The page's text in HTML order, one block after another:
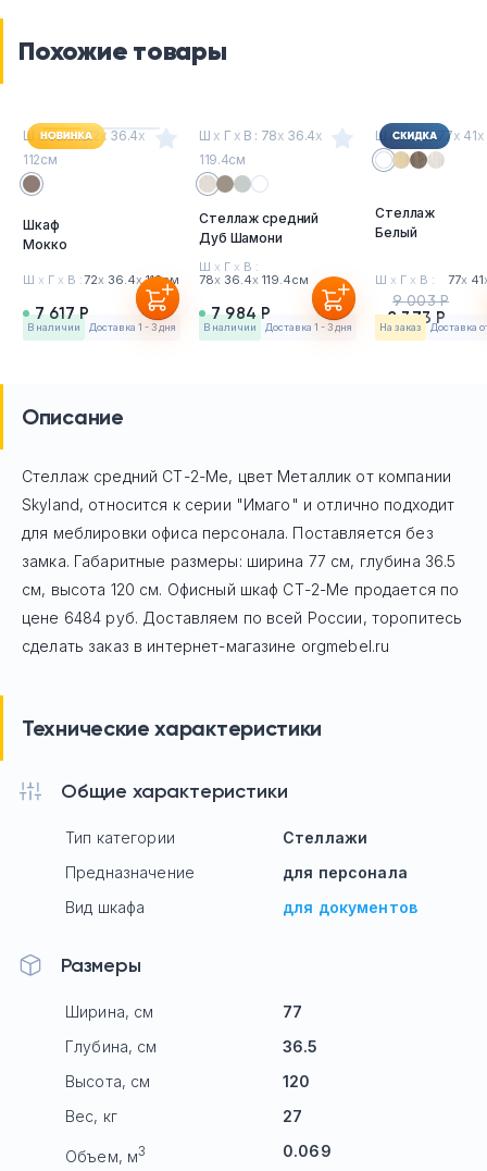
Похожие товары
Ш хГхВ : 72 х 36.4х
112см
Шкаф
Мокко
Ш х Г х В :72х 36.4х112см
7 617 Р
в наличии Доставка 1 - 3 дня
Ш х Г х В : 78х 36.4х
119.4см
Стеллаж средний
Дуб Шамони
Ш х Г х В :
78х 36.4х 119.4см
7 984 Р
в наличии Доставка 1 - 3 дня
Ш хГхВ : 77х 41х
Стеллаж
Белый
Ш х Г х В : 77х 41
8 373 Р
9 003 Р
На заказ Доставка
Описание
Стеллаж средний СТ-2-Ме, цвет Металлик от компании
Skyland, относится к серии "Имаго" и отлично подходит
для меблировки офиса персонала. Поставляется без
замка. Габаритные размеры: ширина 77 см, глубина 36.5
см, высота 120 см. Офисный шкаф СТ-2-Ме продается по
цене 6484 руб. Доставляем по всей России, торопитесь
сделать заказ в интернет-магазине orgmebel.ru
Технические характеристики
Общие характеристики
Тип категории
Стеллажи
Предназначение
для персонала
Вид шкафа
для документов
Размеры
Ширина, см
77
Глубина, см
36.5
Высота, см
120
Вес, кг
27
Объем, м3 0.069